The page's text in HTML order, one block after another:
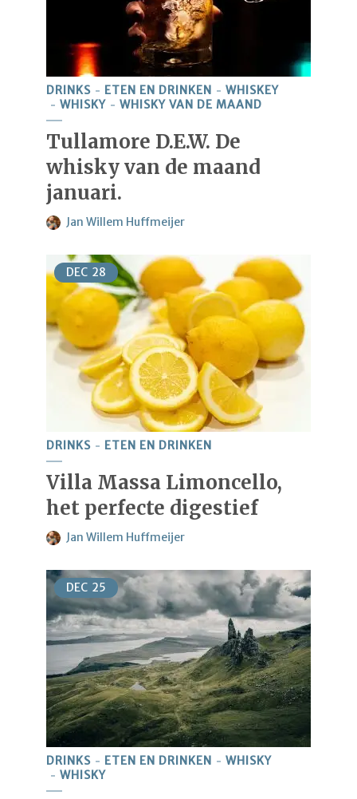
DRINKS ETEN EN DRINKEN
WHISKEY
WHISKY
WHISKY VAN DE MAAND
Tullamore D.E.W. De
whisky van de maand
januari.
Jan Willem Huffmeijer
DEC 28
DRINKS ETEN EN DRINKEN
Villa Massa Limoncello,
het perfecte digestief
Jan Willem Huffmeijer
DEC 25
DRINKS ETEN EN DRINKEN
WHISKY
WHISKY